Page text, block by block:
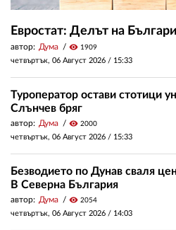
Евростат: Делът на
автор: Дума visibility 1909
четвъртък, 06 Август 2026 / 15:33
Туроператор остави стотици
Слънчев бряг
автор: Дума visibility 2000
четвъртък, 06 Август 2026 / 15:33
Безводието по Дунав сваля
В Северна България
автор: Дума visibility 2054
четвъртък, 06 Август 2026 / 14:03